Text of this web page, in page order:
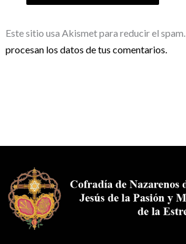
Este sitio usa Akismet para reducir el spam.
procesan los datos de tus comentarios.